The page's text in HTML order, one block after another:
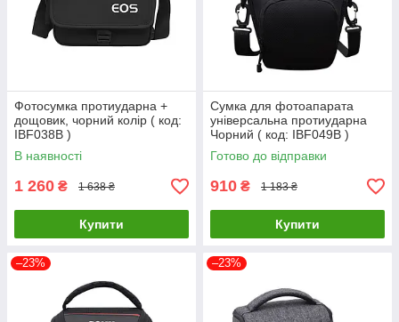
Фотосумка протиударна +
дощовик, чорний колір ( код:
IBF038B )
В наявності
1 260 ₴ 1 638 ₴
Купити
Сумка для фотоапарата
універсальна протиударна
Чорний ( код: IBF049B )
Готово до відправки
910 ₴ 1 183 ₴
Купити
–23% –23%